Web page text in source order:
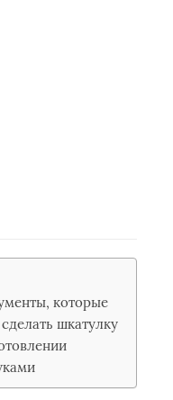
которые
шкатулку